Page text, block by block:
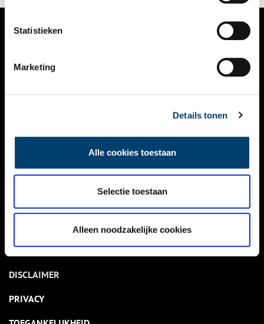
Statistieken
Marketing
Details tonen
Alle cookies toestaan
Selectie toestaan
Alleen noodzakelijke cookies
NIEUWS
KALENDER
ACTIVITEITEN
NIEUWSBRIEF
DISCLAIMER
PRIVACY